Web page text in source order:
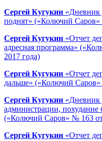
Сергей Кугукин «Дневник
поднят» («Колючий Саров»
Сергей Кугукин «Отчет
адресная программа»
2017 года)
Сергей Кугукин «Отчет
дальше» («Колючий Саров»
Сергей Кугукин «Дневник
администрации, похудание
(«Колючий Саров» № 163 от
Сергей Кугукин «Отчет